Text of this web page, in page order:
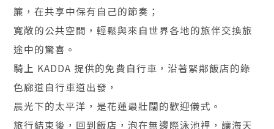
簾，在共享中保有自己的節奏；
寬敞的公共空間，輕鬆與來自世界各地的旅伴交換旅
途中的驚喜。
騎上 KADDA 提供的免費自行車，沿著緊鄰飯店的綠
色廊道自行車道出發，
晨光下的太平洋，是花蓮最壯闊的歡迎儀式。
旅行結束後，回到飯店，泡在無邊際泳池裡，讓海天